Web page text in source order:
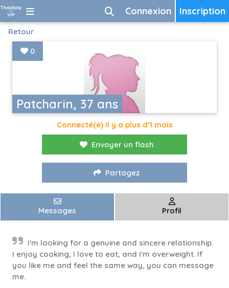
Inscription
Connexion
Retour
Patcharin, 37 ans
0
Connecté(e) il y a plus d'1 mois
Envoyer un flash
Partagez
Messages Profil
I'm looking for a genuine and sincere relationship.
I enjoy cooking, I love to eat, and I'm overweight. If
you like me and feel the same way, you can message
me.